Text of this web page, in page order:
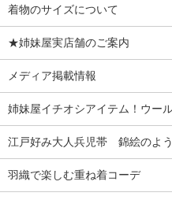
着物のサイズについて
★姉妹屋実店舗のご案内
メディア掲載情報
姉妹屋イチオシアイテム！ウー
江戸好み大人兵児帯 錦絵のよ
羽織で楽しむ重ね着コーデ